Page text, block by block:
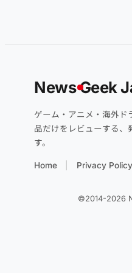
NewsGeek
ゲーム・アニメ・海外ド
品だけをレビューする、
す。
Home Privacy Policy
©2014-2026